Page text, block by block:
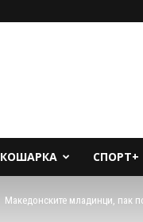
КОШАРКА СПОРТ+
Македонските младинци, пак